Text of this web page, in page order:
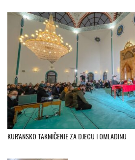
KUR'ANSKO TAKMIČENJE ZA DJECU I OMLADINU